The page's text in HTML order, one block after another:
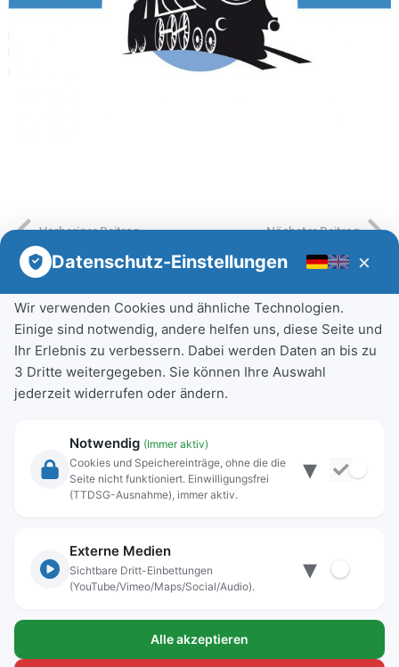
Vorheriger Beitrag Nächster Beitrag
Rechtliche Angaben
Impressum
Datenschutz
Kontakt
Lokwelt Freilassing
Datenschutz-Einstellungen ×
Wir verwenden Cookies und ähnliche Technologien.
Einige sind notwendig, andere helfen uns, diese Seite und
Ihr Erlebnis zu verbessern. Dabei werden Daten an bis zu
3 Dritte weitergegeben. Sie können Ihre Auswahl
jederzeit widerrufen oder ändern.
Notwendig (Immer aktiv)
Cookies und Speichereinträge, ohne die die
Seite nicht funktioniert. Einwilligungsfrei
(TTDSG-Ausnahme), immer aktiv.
▾
Externe Medien
Sichtbare Dritt-Einbettungen
(YouTube/Vimeo/Maps/Social/Audio).
▾
Alle akzeptieren